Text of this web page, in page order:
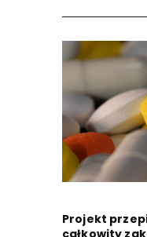
Projekt